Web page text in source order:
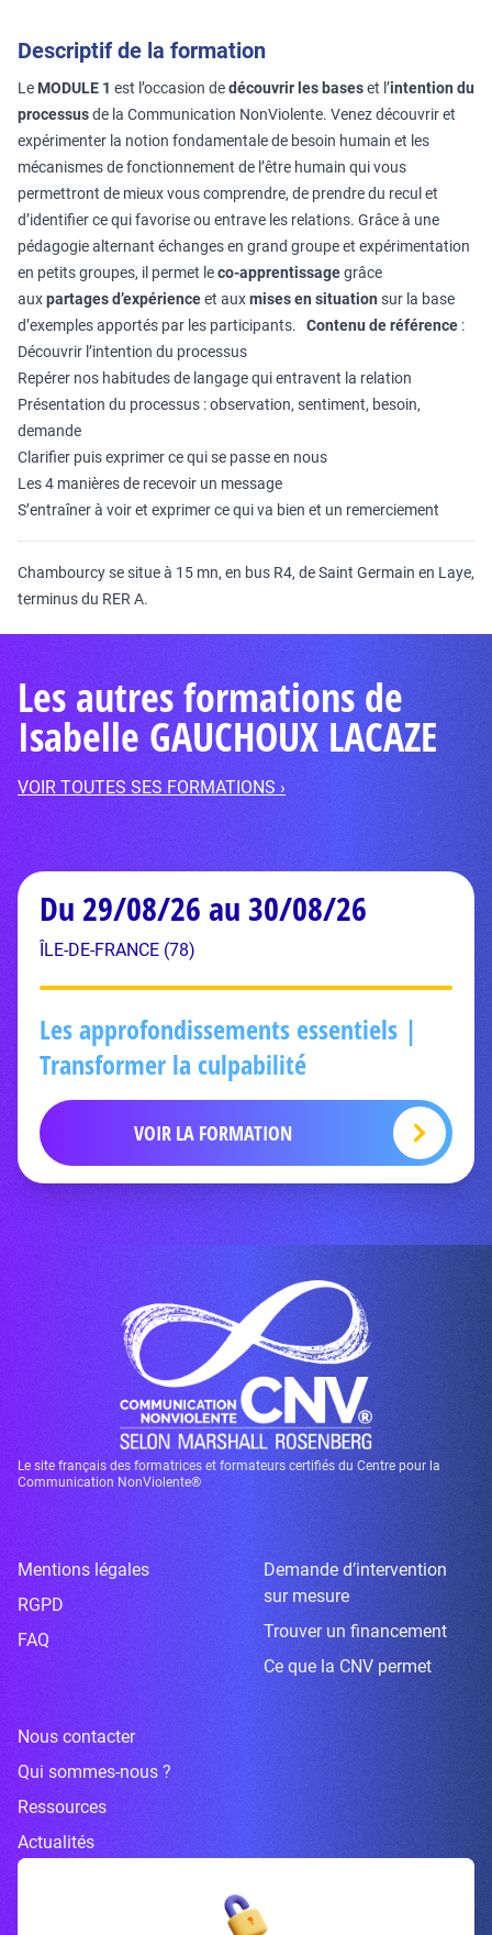
Descriptif de la formation
Le MODULE 1 est l’occasion dedécouvrir les baseset l’intention du
processusde la Communication NonViolente. Venez découvrir et
expérimenter la notion fondamentale de besoin humain et les
mécanismes de fonctionnement de l’être humain qui vous
permettront de mieux vous comprendre, de prendre du recul et
d’identifier ce qui favorise ou entrave les relations. Grâce à une
pédagogie alternant échanges en grand groupe et expérimentation
en petits groupes, il permet leco-apprentissagegrâce
auxpartages d’expérienceet auxmises en situation sur la base
d’exemples apportés par les participants. Contenu de référence :
Découvrir l’intention du processus
Repérer nos habitudes de langage qui entravent la relation
Présentation du processus : observation, sentiment, besoin,
demande
Clarifier puis exprimer ce qui se passe en nous
Les 4 manières de recevoir un message
S’entraîner à voir et exprimer ce qui va bien et un remerciement
Chambourcy se situe à 15 mn, en bus R4, de Saint Germain en Laye,
terminus du RER A.
Les autres formations de
Isabelle GAUCHOUX LACAZE
VOIR TOUTES SES FORMATIONS ›
Du 29/08/26 au 30/08/26
ÎLE-DE-FRANCE (78)
Les approfondissements essentiels |
Transformer la culpabilité
VOIR LA FORMATION
Le site français des formatrices et formateurs certifiés du Centre pour la
Communication NonViolente®
Mentions légales
RGPD
FAQ
Demande d’intervention
sur mesure
Trouver un financement
Ce que la CNV permet
Nous contacter
Qui sommes-nous ?
Ressources
Actualités
Inscrivez-vous à la newsletter